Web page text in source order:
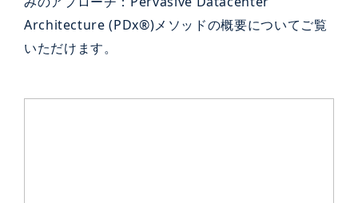
Architecture (PDx®)メソッドの概要についてご覧
いただけます。